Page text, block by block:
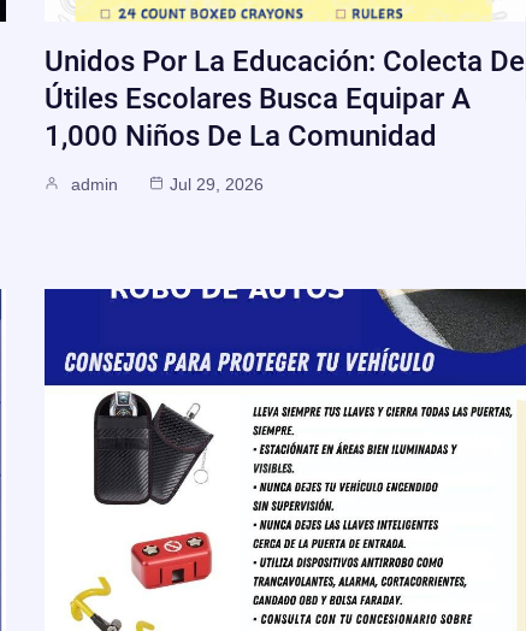
Unidos Por La Educación: Colecta De
Útiles Escolares Busca Equipar A
1,000 Niños De La Comunidad
admin Jul 29, 2026